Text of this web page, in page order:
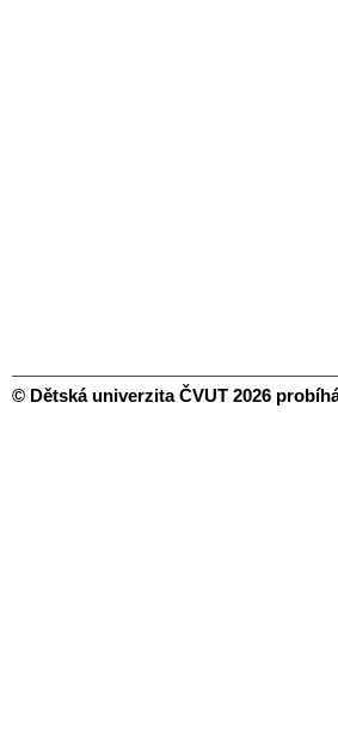
© Dětská univerzita ČVUT 2026